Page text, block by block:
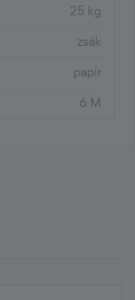
25 kg
zsák
papír
6 M